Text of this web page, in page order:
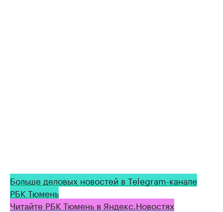
Больше деловых новостей в Telegram-канале
РБК Тюмень
Читайте РБК Тюмень в Яндекс.Новостях